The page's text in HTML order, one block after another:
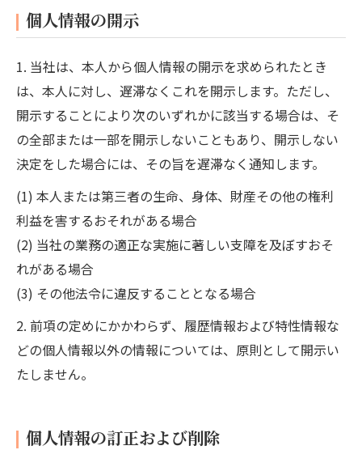
個人情報の開示
1. 当社は、本人から個人情報の開示を求められたとき
は、本人に対し、遅滞なくこれを開示します。ただし、
開示することにより次のいずれかに該当する場合は、そ
の全部または一部を開示しないこともあり、開示しない
決定をした場合には、その旨を遅滞なく通知します。
(1) 本人または第三者の生命、身体、財産その他の権利
利益を害するおそれがある場合
(2) 当社の業務の適正な実施に著しい支障を及ぼすおそ
れがある場合
(3) その他法令に違反することとなる場合
2. 前項の定めにかかわらず、履歴情報および特性情報な
どの個人情報以外の情報については、原則として開示い
たしません。
個人情報の訂正および削除